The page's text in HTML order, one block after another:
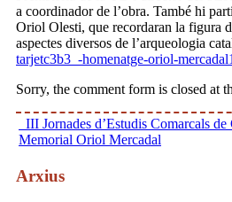
a coordinador de l’obra. També hi
Oriol Olesti, que recordaran la figura
aspectes diversos de l’arqueologia
tarjetc3b3_-homenatge-oriol-mercadal1
Sorry, the comment form is closed at
III Jornades d’Estudis Comarcals de
Memorial Oriol Mercadal
Arxius